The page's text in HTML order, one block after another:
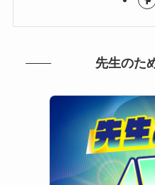
先生のた